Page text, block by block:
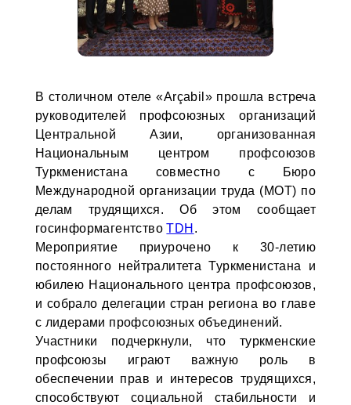
В столичном отеле «Arçabil» прошла встреча
руководителей профсоюзных организаций
Центральной Азии, организованная
Национальным центром профсоюзов
Туркменистана совместно с Бюро
Международной организации труда (МОТ) по
делам трудящихся. Об этом сообщает
госинформагентствоTDH .
Мероприятие приурочено к 30-летию
постоянного нейтралитета Туркменистана и
юбилею Национального центра профсоюзов,
и собрало делегации стран региона во главе
с лидерами профсоюзных объединений.
Участники подчеркнули, что туркменские
профсоюзы играют важную роль в
обеспечении прав и интересов трудящихся,
способствуют социальной стабильности и